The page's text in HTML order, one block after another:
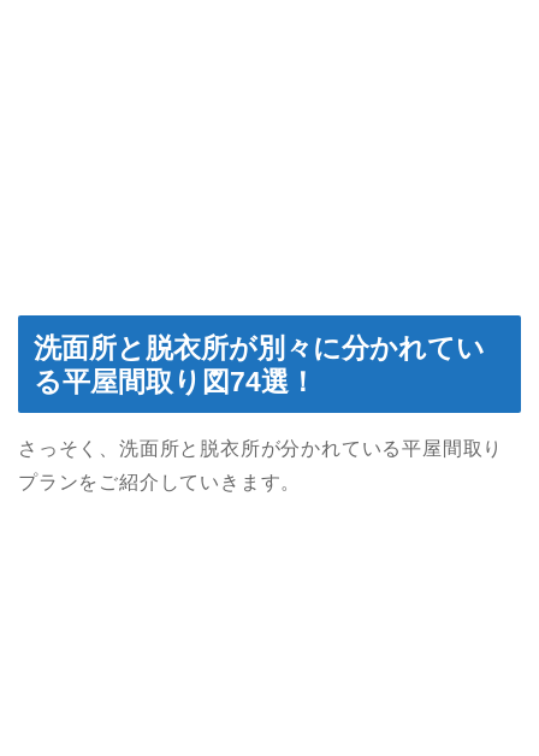
洗面所と脱衣所が別々に分かれてい
る平屋間取り図74選！
さっそく、洗面所と脱衣所が分かれている平屋間取り
プランをご紹介していきます。